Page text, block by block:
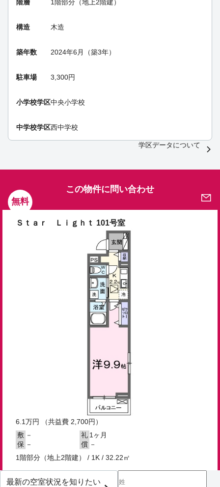
階層 1階部分（地上2階建）
構造 木造
築年数 2024年6月（築3年）
駐車場 3,300円
小学校学区中央小学校
中学校学区西中学校
学区データについて
無料
この物件に問い合わせ
Ｓｔａｒ Ｌｉｇｈｔ 101号室
6.1万円
（共益費 2,700円）
敷 － 礼 1ヶ月
保 － 償 －
1階部分（地上2階建） / 1K / 32.22㎡